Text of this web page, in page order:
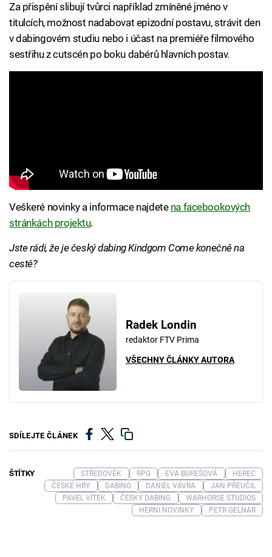
Za přispění slibují tvůrci například zmíněné jméno v
titulcích, možnost nadabovat epizodní postavu, strávit den
v dabingovém studiu nebo i účast na premiéře filmového
sestřihu z cutscén po boku dabérů hlavních postav.
Veškeré novinky a informace najdete na facebookových
stránkách projektu.
Jste rádi, že je český dabing Kindgom Come konečně na
cestě?
Radek Londin
redaktor FTV Prima
VŠECHNY ČLÁNKY AUTORA
SDÍLEJTE ČLÁNEK
ŠTÍTKY STŘEDOVĚK RPG EVA BUREŠOVÁ
HEREC
ČESKÉ HRY
DABING DANIEL VÁVRA
JAN PŘEUČIL
PAVEL VÍTEK
ČESKÝ DABING
WARHORSE STUDIOS
HERNÍ NOVINKY
PETR GELNAR